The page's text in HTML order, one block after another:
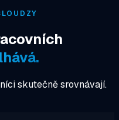
skutečně srovnávají.